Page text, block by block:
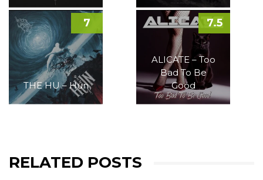
THE HU – Hun
7
ALICATE – Too
Bad To Be
Good
7.5
RELATED POSTS